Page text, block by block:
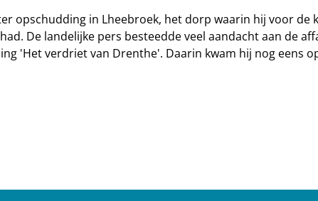
opschudding in Lheebroek, het dorp waarin hij voor de
De landelijke pers besteedde veel aandacht aan de
'Het verdriet van Drenthe'. Daarin kwam hij nog eens